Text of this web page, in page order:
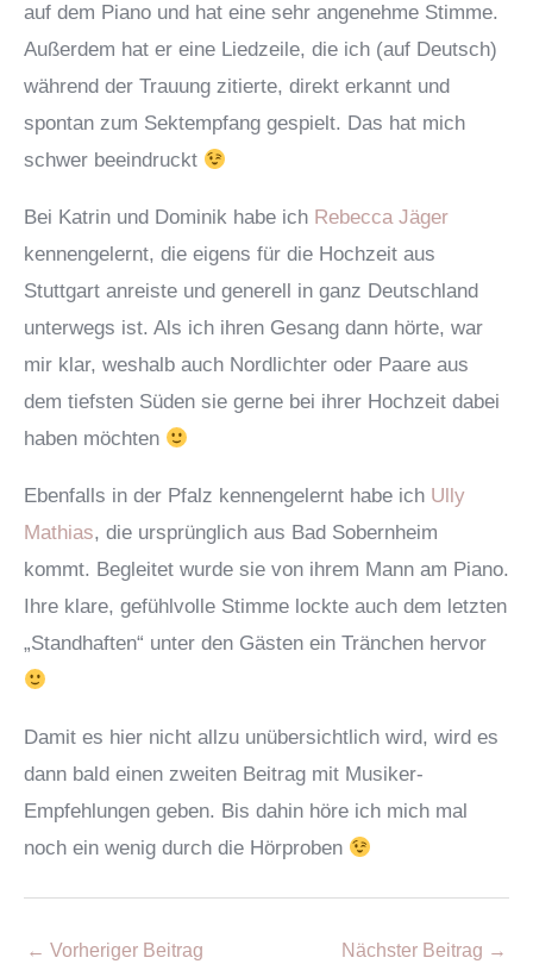
auf dem Piano und hat eine sehr angenehme Stimme.
Außerdem hat er eine Liedzeile, die ich (auf Deutsch)
während der Trauung zitierte, direkt erkannt und
spontan zum Sektempfang gespielt. Das hat mich
schwer beeindruckt
Bei Katrin und Dominik habe ich Rebecca Jäger
kennengelernt, die eigens für die Hochzeit aus
Stuttgart anreiste und generell in ganz Deutschland
unterwegs ist. Als ich ihren Gesang dann hörte, war
mir klar, weshalb auch Nordlichter oder Paare aus
dem tiefsten Süden sie gerne bei ihrer Hochzeit dabei
haben möchten
Ebenfalls in der Pfalz kennengelernt habe ich Ully
Mathias, die ursprünglich aus Bad Sobernheim
kommt. Begleitet wurde sie von ihrem Mann am Piano.
Ihre klare, gefühlvolle Stimme lockte auch dem letzten
„Standhaften“ unter den Gästen ein Tränchen hervor
Damit es hier nicht allzu unübersichtlich wird, wird es
dann bald einen zweiten Beitrag mit Musiker-
Empfehlungen geben. Bis dahin höre ich mich mal
noch ein wenig durch die Hörproben
Post
← Vorheriger Beitrag Nächster Beitrag →